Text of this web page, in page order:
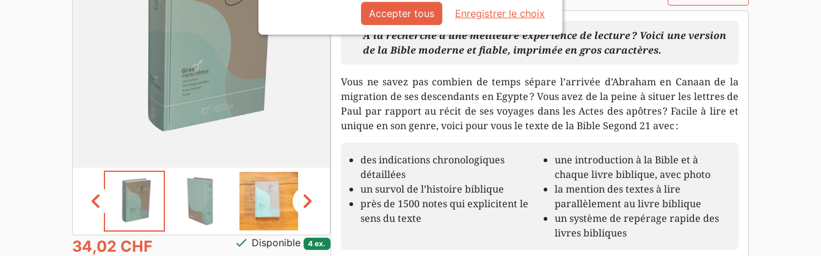
À la recherche d’une meilleure expérience de lecture ? Voici une version
de la Bible moderne et fiable, imprimée en gros caractères.
Vous ne savez pas combien de temps sépare l’arrivée d’Abraham en Canaan de la
migration de ses descendants en Egypte ? Vous avez de la peine à situer les lettres de
Paul par rapport au récit de ses voyages dans les Actes des apôtres ? Facile à lire et
unique en son genre, voici pour vous le texte de la Bible Segond 21 avec :
des indications chronologiques
détaillées
un survol de l’histoire biblique
près de 1500 notes qui explicitent le
sens du texte
une introduction à la Bible et à
chaque livre biblique, avec photo
la mention des textes à lire
parallèlement au livre biblique
un système de repérage rapide des
livres bibliques
chevron_left chevron_right
34,02 CHF check Disponible 4 ex.
Accepter tous Enregistrer le choix